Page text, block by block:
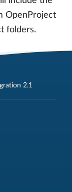
OpenProject
folders.
2.1